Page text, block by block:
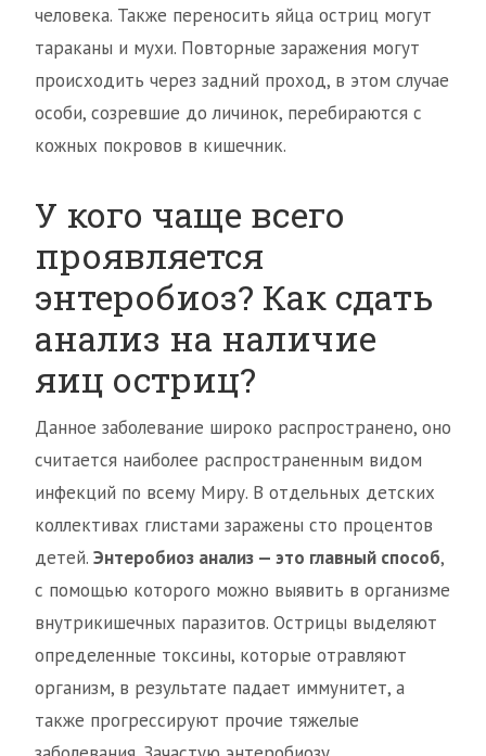
человека. Также переносить яйца остриц могут
тараканы и мухи. Повторные заражения могут
происходить через задний проход, в этом случае
особи, созревшие до личинок, перебираются с
кожных покровов в кишечник.
У кого чаще всего
проявляется
энтеробиоз? Как сдать
анализ на наличие
яиц остриц?
Данное заболевание широко распространено, оно
считается наиболее распространенным видом
инфекций по всему Миру. В отдельных детских
коллективах глистами заражены сто процентов
детей. Энтеробиоз анализ — это главный способ,
с помощью которого можно выявить в организме
внутрикишечных паразитов. Острицы выделяют
определенные токсины, которые отравляют
организм, в результате падает иммунитет, а
также прогрессируют прочие тяжелые